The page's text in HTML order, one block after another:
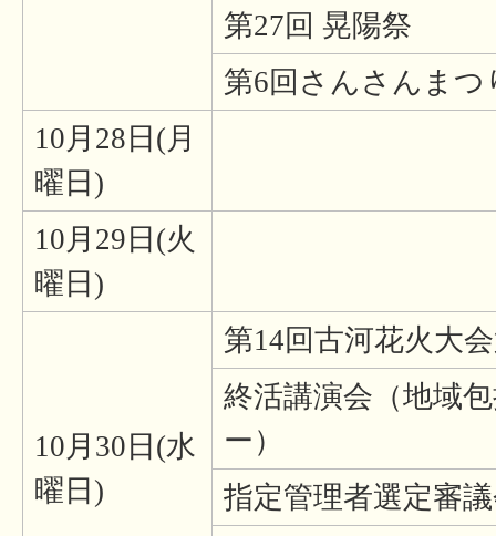
第27回 晃陽祭
第6回さんさんまつ
10月28日(月
曜日)
10月29日(火
曜日)
10月30日(水
曜日)
第14回古河花火大
終活講演会（地域
ー）
指定管理者選定審